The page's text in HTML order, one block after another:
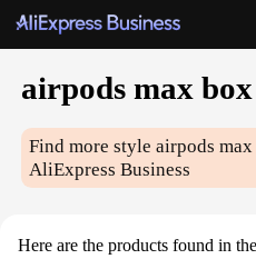
airpods max box
Find more styleairpods
AliExpress Business
Here are the products found in the